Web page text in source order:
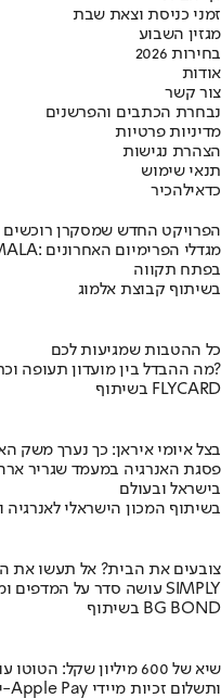
זמני כניסת וצאת שבת
מגזין השבוע
בחירות 2026
אודות
צור קשר
נבחרת הכתבים והפרשנים
מדיניות פרטיות
הצהרת נגישות
תנאי שימוש
כדאילהכיר
הפרויקט החדש שמסקרן
בפתח תקווה
בשיתוף קבוצת אלמוג
כל ההטבות שמגיעות לכם
מה ההבדל בין מועדון תעופה וכרטיס אשראי?
בשיתוף FLYCARD
בצל איומי איראן: כך נערך משק
פסגת האנרגיה במעמד שגריר
בישראל ובעולם
בשיתוף המכון הישראלי לאנרגיה
צובעים את הבית? אל תעשו את
מומחה BG BOND עושה סדר על המדפים ומציג את מותג הצבע SIMPLY
בשיתוף BG BOND
שיא של 600 מיליון שקל: הטוטו עושה מהפיכה
יחסי הימור משופרים, הפקדות ב-Apple Pay ותשלום זכיות מיידי